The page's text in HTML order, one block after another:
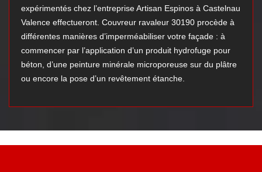
expérimentés chez l’entreprise Artisan Espinos à Castelnau
Valence effectueront. Couvreur ravaleur 30190 procède à
différentes manières d’imperméabiliser votre façade : à
commencer par l’application d’un produit hydrofuge pour
béton, d’une peinture minérale microporeuse sur du plâtre
ou encore la pose d’un revêtement étanche.